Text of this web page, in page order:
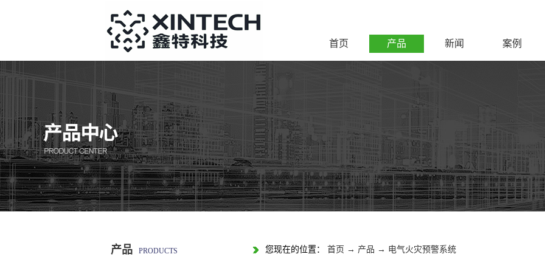
首页 产品 新闻 案例
产品 PRODUCTS 您现在的位置： 首页 → 产品 → 电气火灾预警系统